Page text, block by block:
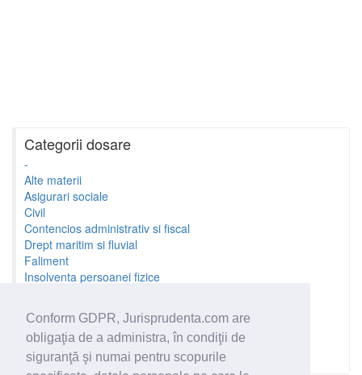
Conform GDPR, Jurisprudenta.com are
obligaţia de a administra, în condiţii de
siguranţă şi numai pentru scopurile
Categorii dosare
-
Alte materii
Asigurari sociale
Civil
Contencios administrativ si fiscal
Drept maritim si fluvial
Faliment
Insolventa persoanei fizice
Minori si familie
Penal
Proprietate Intelectuala